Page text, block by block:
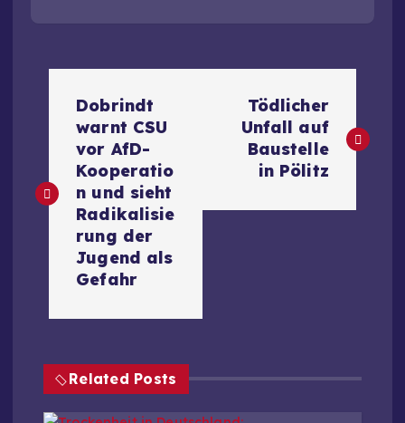
i
a
g
s
Dobrindt
warnt CSU
vor AfD-
Kooperatio
n und sieht
Radikalisie
rung der
Jugend als
Gefahr
Tödlicher
Unfall auf
Baustelle
in Pölitz
Related Posts